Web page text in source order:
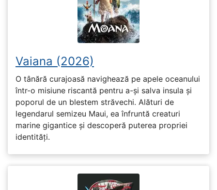
Vaiana (2026)
O tânără curajoasă navighează pe apele oceanului
într-o misiune riscantă pentru a-și salva insula și
poporul de un blestem străvechi. Alături de
legendarul semizeu Maui, ea înfruntă creaturi
marine gigantice și descoperă puterea propriei
identități.